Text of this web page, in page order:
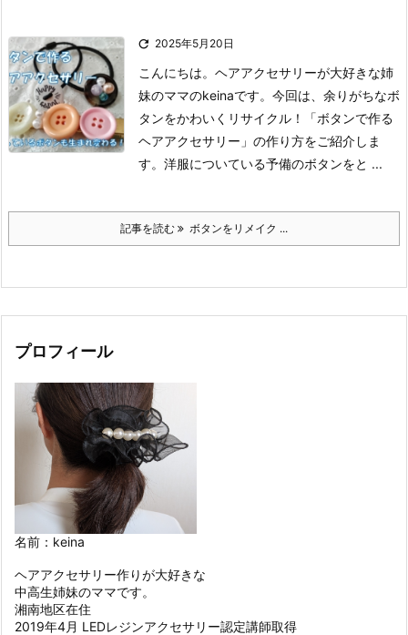
 2025年5月20日
こんにちは。ヘアアクセサリーが大好きな姉
妹のママのkeinaです。 今回は、余りがちなボ
タンをかわいくリサイクル！
「ボタンで作る
ヘアアクセサリー」の作り方をご紹介しま
す。 洋服についている予備のボタンをと ...
記事を読む ボタンをリメイク ...
プロフィール
名前：keina
ヘアアクセサリー作りが大好きな
中高生姉妹のママです。
湘南地区在住
2019年4月 LEDレジンアクセサリー認定講師取得